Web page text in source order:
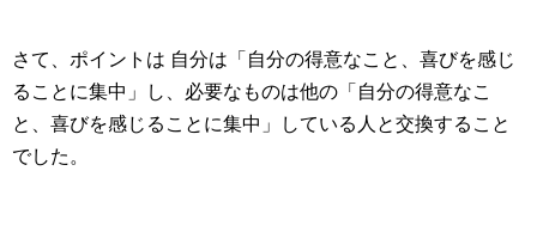
さて、ポイントは 自分は「自分の得意なこと、喜びを感じ
ることに集中」し、必要なものは他の「自分の得意なこ
と、喜びを感じることに集中」している人と交換すること
でした。